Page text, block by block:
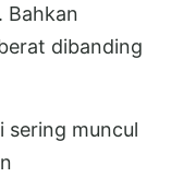
Bahkan
dibanding
sering muncul